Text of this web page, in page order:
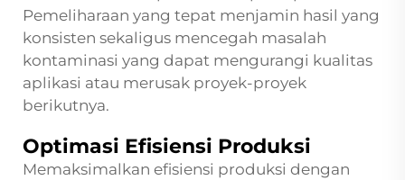
Pemeliharaan yang tepat menjamin hasil yang
konsisten sekaligus mencegah masalah
kontaminasi yang dapat mengurangi kualitas
aplikasi atau merusak proyek-proyek
berikutnya.
Optimasi Efisiensi Produksi
Memaksimalkan efisiensi produksi dengan